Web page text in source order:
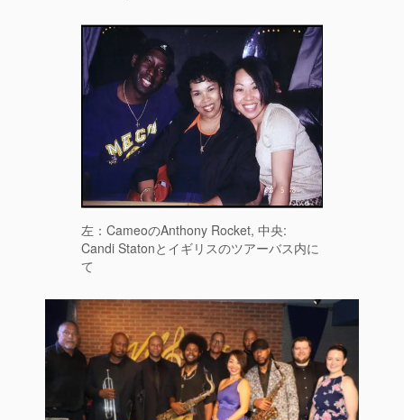
左：CameoのAnthony Rocket, 中央:
Candi Statonとイギリスのツアーバス内に
て